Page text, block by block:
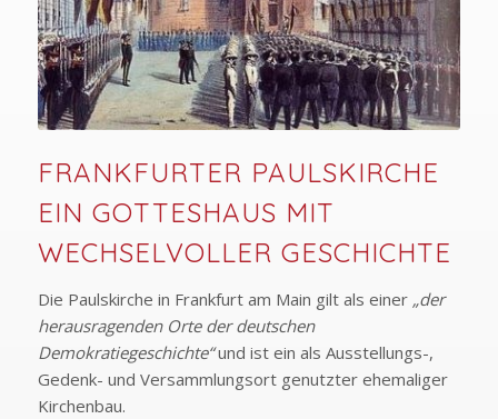
FRANKFURTER PAULSKIRCHE
EIN GOTTESHAUS MIT
WECHSELVOLLER GESCHICHTE
Die Paulskirche in Frankfurt am Main gilt als einer „der
herausragenden Orte der deutschen
Demokratiegeschichte“und ist ein als Ausstellungs-,
Gedenk- und Versammlungsort genutzter ehemaliger
Kirchenbau.